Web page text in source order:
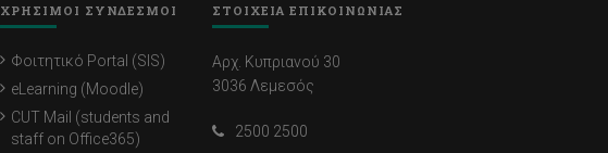
ΧΡΗΣΙΜΟΙ ΣΥΝΔΕΣΜΟΙ
Φοιτητικό Portal (SIS)
eLearning (Moodle)
CUT Mail (students and
staff on Office365)
ΣΤΟΙΧΕΙΑ ΕΠΙΚΟΙΝΩΝΙΑΣ
Αρχ. Κυπριανού 30
3036 Λεμεσός
2500 2500